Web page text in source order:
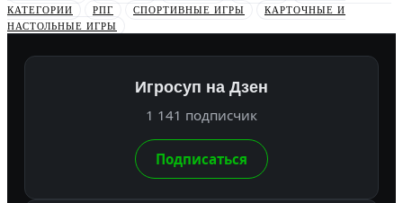
КАТЕГОРИИ
РПГ СПОРТИВНЫЕ ИГРЫ
КАРТОЧНЫЕ И
НАСТОЛЬНЫЕ ИГРЫ
Игросуп на Дзен
1 141 подписчик
Подписаться